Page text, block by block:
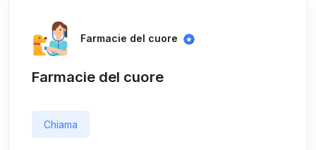
Farmacie del cuore
Farmacie del cuore
Chiama